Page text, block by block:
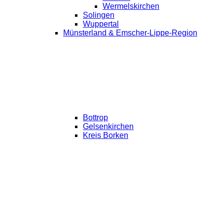
Wermelskirchen
Solingen
Wuppertal
Münsterland & Emscher-Lippe-Region
Bottrop
Gelsenkirchen
Kreis Borken